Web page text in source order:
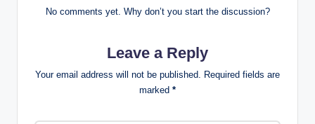
No comments yet. Why don’t you start the discussion?
Leave a Reply
Your email address will not be published. Required fields are
marked *